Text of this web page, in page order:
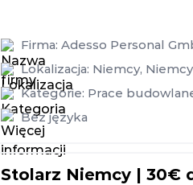
Firma: Adesso Personal
Lokalizacja: Niemcy, Niemcy
Kategorie: Prace
Bez języka
Stolarz Niemcy | 30€